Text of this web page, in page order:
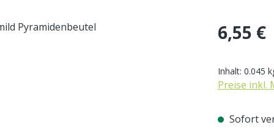
Regulärer
6,55 €
Inhalt: 0.045
Preise inkl.
Sofort